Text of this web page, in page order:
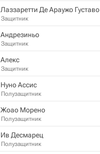
Лаззаретти Де Араужо Густаво
Защитник
Андрезиньо
Защитник
Алекс
Защитник
Нуно Ассис
Полузащитник
Жоао Морено
Полузащитник
Ив Десмарец
Полузащитник